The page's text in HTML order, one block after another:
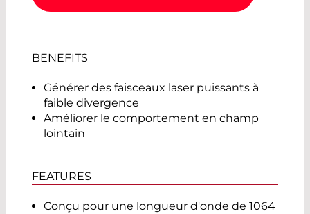
BENEFITS
Générer des faisceaux laser puissants à
faible divergence
Améliorer le comportement en champ
lointain
FEATURES
Conçu pour une longueur d'onde de 1064